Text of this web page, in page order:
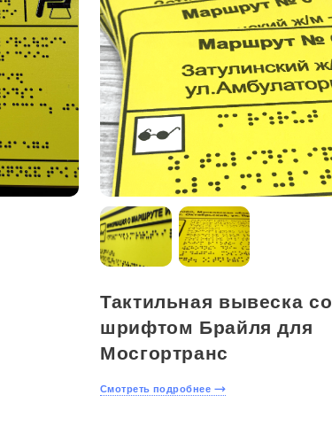
Тактильная вывеска со
шрифтом Брайля для
Мосгортранс
Смотреть подробнее